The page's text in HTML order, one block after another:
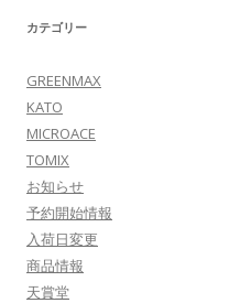
カテゴリー
GREENMAX
KATO
MICROACE
TOMIX
お知らせ
予約開始情報
入荷日変更
商品情報
天賞堂